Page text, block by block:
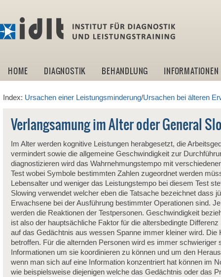
HOME DIAGNOSTIK BEHANDLUNG INFORMATIONEN
Index: Ursachen einer Leistungsminderung/Ursachen bei älteren
Verlangsamung im Alter oder General
Im Alter werden kognitive Leistungen herabgesetzt, die
vermindert sowie die allgemeine Geschwindigkeit zur
diagnostizieren wird das Wahrnehmungstempo mit
Test wobei Symbole bestimmten Zahlen zugeordnet werden
Lebensalter und weniger das Leistungstempo bei diesem Test
Slowing verwendet welcher eben die Tatsache bezeichnet dass
Erwachsene bei der Ausführung bestimmter Operationen sind.
werden die Reaktionen der Testpersonen. Geschwindigkeit
ist also der hauptsächliche Faktor für die altersbedingte
auf das Gedächtnis aus wessen Spanne immer kleiner wird.
betroffen. Für die alternden Personen wird es immer
Informationen um sie koordinieren zu können und um den
wenn man sich auf eine Information konzentriert hat können im
wie beispielsweise diejenigen welche das Gedächtnis oder das